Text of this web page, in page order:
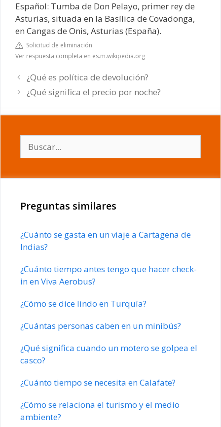
Español: Tumba de Don Pelayo, primer rey de
Asturias, situada en la Basílica de Covadonga,
en Cangas de Onis, Asturias (España).
Solicitud de eliminación
Ver respuesta completa en es.m.wikipedia.org
¿Qué es política de devolución?
¿Qué significa el precio por noche?
Preguntas similares
¿Cuánto se gasta en un viaje a Cartagena de
Indias?
¿Cuánto tiempo antes tengo que hacer check-
in en Viva Aerobus?
¿Cómo se dice lindo en Turquía?
¿Cuántas personas caben en un minibús?
¿Qué significa cuando un motero se golpea el
casco?
¿Cuánto tiempo se necesita en Calafate?
¿Cómo se relaciona el turismo y el medio
ambiente?